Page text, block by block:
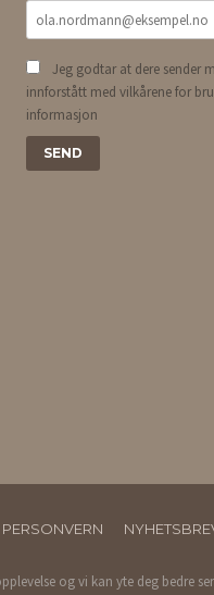
Jeg godtar at dere sender
innforstått med vilkårene for
informasjon
og vi kan yte deg bedre